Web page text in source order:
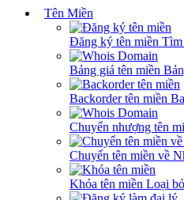
Tên Miền
Đăng ký tên miền Tìm
Bảng giá tên miền
Backorder tên miền
Chuyển nhượng tên
Chuyển tên miền về
Khóa tên miền Loại